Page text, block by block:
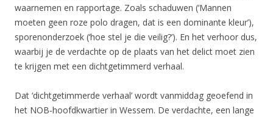
waarnemen en rapportage. Zoals schaduwen (‘Mannen
moeten geen roze polo dragen, dat is een dominante kleur’),
sporenonderzoek (‘hoe stel je die veilig?’). En het verhoor dus,
waarbij je de verdachte op de plaats van het delict moet zien
te krijgen met een dichtgetimmerd verhaal.
Dat ‘dichtgetimmerde verhaal’ wordt vanmiddag geoefend in
het NOB-hoofdkwartier in Wessem. De verdachte, een lange